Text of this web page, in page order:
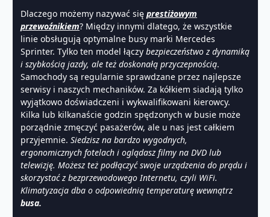
Dlaczego możemy nazywać się prestiżowym
przewoźnikiem? Między innymi dlatego, że wszystkie
linie obsługują optymalne busy marki Mercedes
Sprinter. Tylko ten model łączy bezpieczeństwo z dynamiką
i szybkością jazdy, ale też doskonałą przyczepnością.
Samochody są regularnie sprawdzane przez najlepsze
serwisy i naszych mechaników. Za kółkiem siadają tylko
wyjątkowo doświadczeni i wykwalifikowani kierowcy.
Kilka lub kilkanaście godzin spędzonych w busie może
porządnie zmęczyć pasażerów, ale u nas jest całkiem
przyjemnie. Siedzisz na bardzo wygodnych,
ergonomicznych fotelach i oglądasz filmy na DVD lub
telewizję. Możesz też podłączyć swoje urządzenia do prądu i
skorzystać z bezprzewodowego Internetu, czyli WiFi.
Klimatyzacja dba o odpowiednią temperaturę wewnątrz
busa.